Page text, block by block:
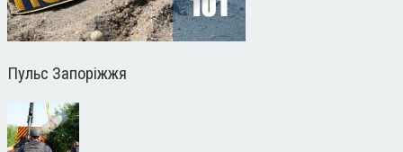
Пульс Запоріжжя